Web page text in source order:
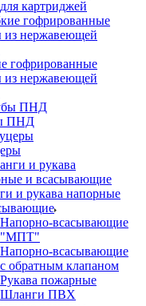
для картриджей
гофрированные
из нержавеющей
ПНД
и рукава напорные
Напорно-всасывающие
"МПТ"
Напорно-всасывающие
с обратным клапаном
Рукава пожарные
Шланги ПВХ